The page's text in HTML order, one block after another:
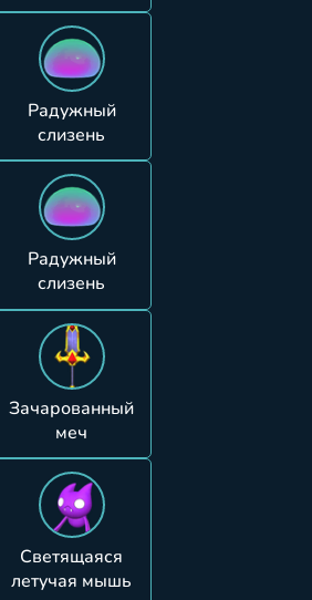
Радужный
слизень
Радужный
слизень
Зачарованный
меч
Светящаяся
летучая мышь